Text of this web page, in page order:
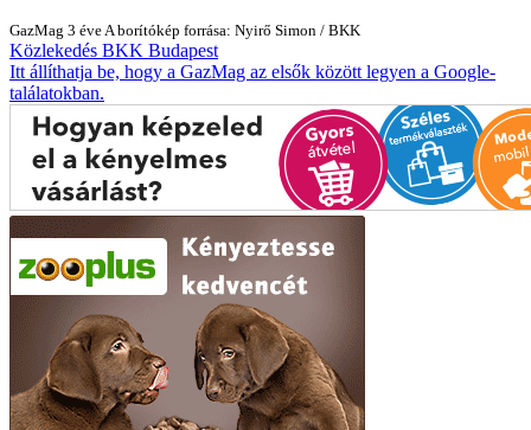
GazMag 3 éve A borítókép forrása: Nyirő Simon / BKK
Közlekedés BKK Budapest
Itt állíthatja be, hogy a GazMag az elsők között legyen a Google-
találatokban.